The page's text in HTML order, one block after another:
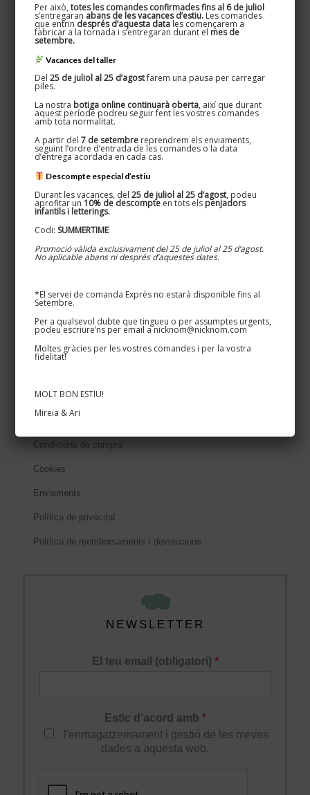
Oxydum · Nicknom
Disseminat, 5 · Teià 08329
Informació d’interés
Colors disponibles
Acabats del ferro
Cartells cases i masies
Textos legals
Condicions de compra
Cookies
Enviaments
Política de privacitat
Política de reemborsaments i devolucions
NEWSLETTER
El teu email (obligatori) *
Estic d'acord amb *
l'enmagatzemament i gestió de les meves
dades a aquesta web.
Per això,totes les comandes confirmades fins al 6 de juliol
s’entregaran abans de les vacances d’estiu. Les comandes
que entrin després d’aquesta data les començarem a
fabricar a la tornada i s’entregaran durant el mes de
setembre.
Vacances del taller
Del 25 de juliol al 25 d’agostfarem una pausa per carregar
piles.
La nostra botiga online continuarà oberta, així que durant
aquest període podreu seguir fent les vostres comandes
amb tota normalitat.
A partir del 7 de setembre reprendrem els enviaments,
seguint l’ordre d’entrada de les comandes o la data
d’entrega acordada en cada cas.
Descompte especial d’estiu
Durant les vacances, del 25 de juliol al 25 d’agost, podeu
aprofitar un 10% de descompte en tots els penjadors
infantils i letterings.
Codi: SUMMERTIME
Promoció vàlida exclusivament del 25 de juliol al 25 d’agost.
No aplicable abans ni després d’aquestes dates.
*El servei de comanda Exprés no estarà disponible fins al
Setembre.
Per a qualsevol dubte que tingueu o per assumptes urgents,
podeu escriure’ns per email a nicknom@nicknom.com
Moltes gràcies per les vostres comandes i per la vostra
fidelitat!
MOLT BON ESTIU!
Mireia & Ari